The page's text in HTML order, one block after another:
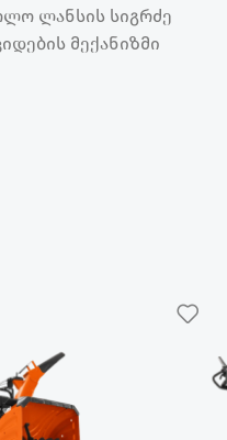
ლანსის სიგრძე
მექანიზმი